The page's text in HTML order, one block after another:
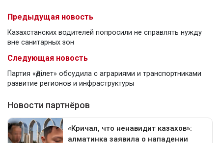
Предыдущая новость
Казахстанских водителей попросили не справлять нужду
вне санитарных зон
Следующая новость
Партия «Әділет» обсудила с аграриями и транспортниками
развитие регионов и инфраструктуры